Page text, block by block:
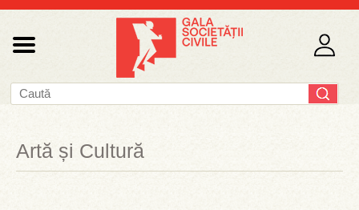
Artă și Cultură